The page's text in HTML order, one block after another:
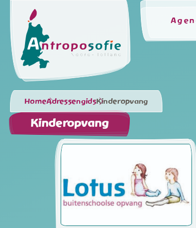
HomeAdressengidsKinderopvang
Kinderopvang